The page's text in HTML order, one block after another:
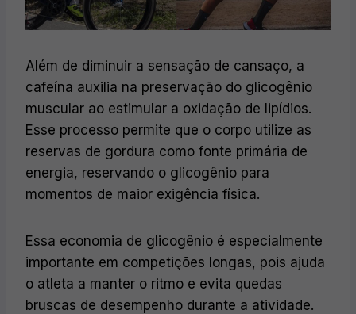
Além de diminuir a sensação de cansaço, a
cafeína auxilia na preservação do glicogênio
muscular ao estimular a oxidação de lipídios.
Esse processo permite que o corpo utilize as
reservas de gordura como fonte primária de
energia, reservando o glicogênio para
momentos de maior exigência física.
Essa economia de glicogênio é especialmente
importante em competições longas, pois ajuda
o atleta a manter o ritmo e evita quedas
bruscas de desempenho durante a atividade.